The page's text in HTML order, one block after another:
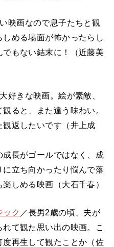
映画なので息子たちと観
める場面が怖かったらし
でもない結末に！（近藤美
好きな映画。絵が素敵、
ると、また違う味わい。
返したいです（井上成
長がゴールではなく、成
立ち向かったり悩んで落
しめる映画（大石千春）
ック ／長男2歳の頃、夫が
て観た思い出の映画。こ
再生して観たことか（佐